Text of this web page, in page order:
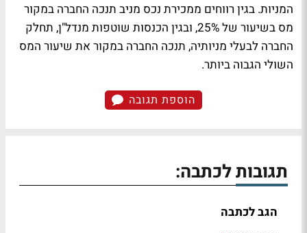
המניות. בגין רווחים ממכירת נכס מניב תנכה החברה במקור
מס בשיעור של 25%, ובגין הכנסות שוטפות מנדל"ן, תחלק
החברה לבעלי מניותיה, תנכה החברה במקור את שיעור המס
השולי הגבוה ביותר.
הוספת תגובה
תגובות לכתבה:
הגב לכתבה